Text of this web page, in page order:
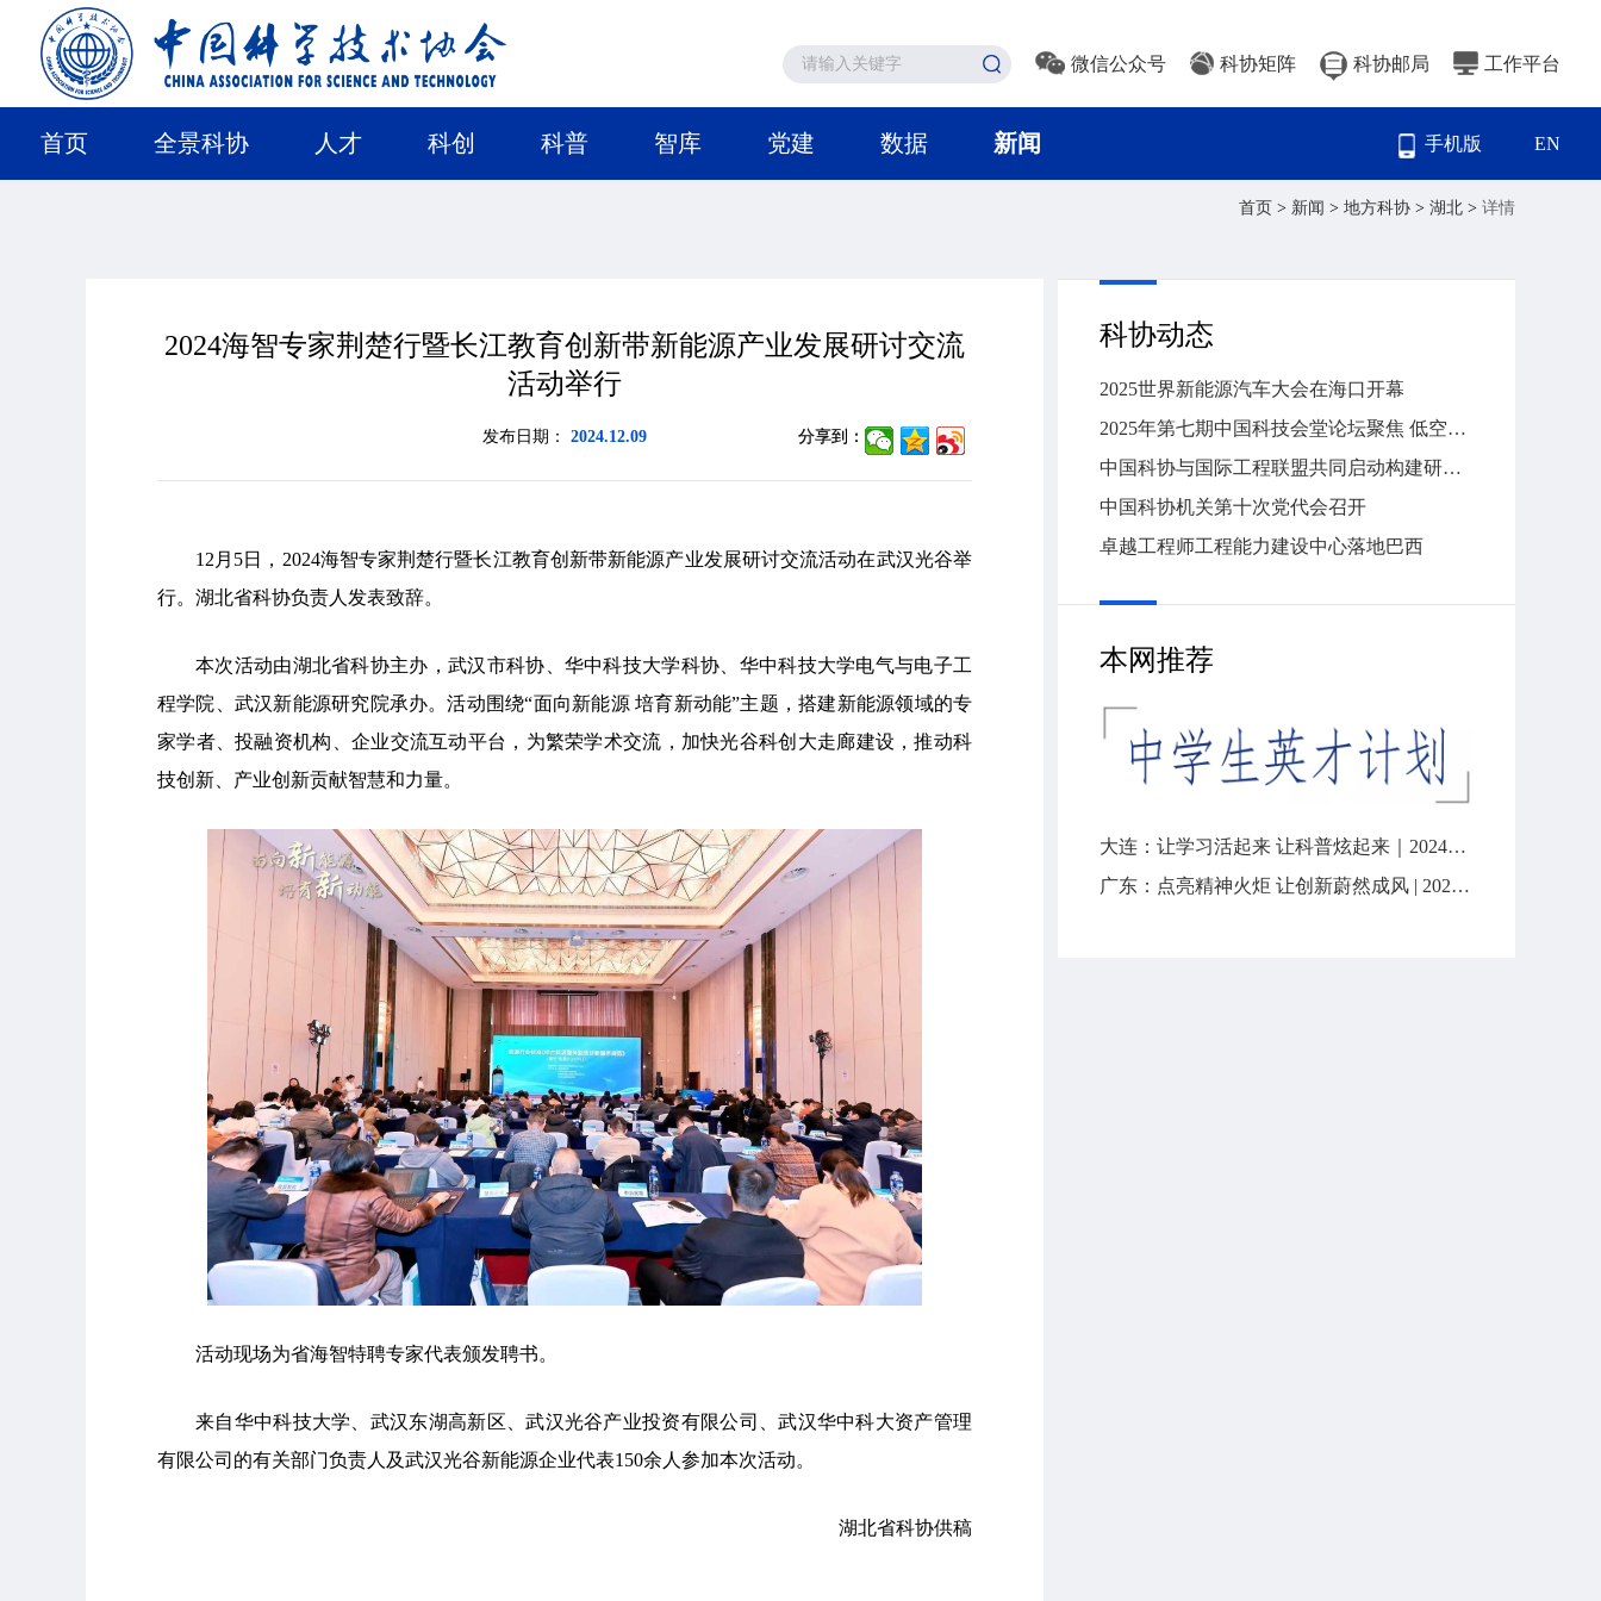
微信公众号 科协矩阵 科协邮局 工作平台
手机版 EN
首页 全景科协 人才 科创 科普 智库 党建 数据 新闻
首页 > 新闻 > 地方科协 > 湖北 > 详情
2024海智专家荆楚行暨长江教育创新带新能源产业发展研讨交流
活动举行
发布日期： 2024.12.09 分享到：
12月5日，2024海智专家荆楚行暨长江教育创新带新能源产业发展研讨交流活动在武汉光谷举
行。 湖北省科协负责人发表致辞。
本次活动由湖北省科协主办，武汉市科协、华中科技大学科协、华中科技大学电气与电子工
程学院、武汉新能源研究院承办。活动围绕“面向新能源 培育新动能”主题，搭建新能源领域的专
家学者、投融资机构、企业交流互动平台，为繁荣学术交流，加快光谷科创大走廊建设，推动科
技创新、产业创新贡献智慧和力量。
活动现场为省海智特聘专家代表颁发聘书。
来自华中科技大学、武汉东湖高新区、武汉光谷产业投资有限公司、武汉华中科大资产管理
有限公司的有关部门负责人及武汉光谷新能源企业代表150余人参加本次活动。
湖北省科协供稿
科协动态
2025世界新能源汽车大会在海口开幕
2025年第七期中国科技会堂论坛聚焦 低空经济：解锁低空交通，重塑未来格局
中国科协与国际工程联盟共同启动构建研究生层次工程教育国际互认协议
中国科协机关第十次党代会召开
卓越工程师工程能力建设中心落地巴西
本网推荐
大连：让学习活起来 让科普炫起来｜2024年“全国科技工作者日”
广东：点亮精神火炬 让创新蔚然成风 | 2024“全国科技工作者日”